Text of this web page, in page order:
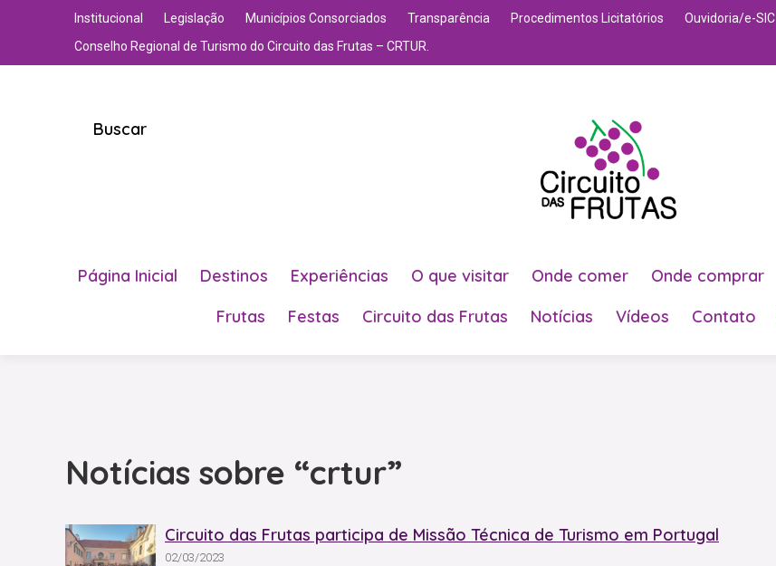
Institucional Legislação Municípios Consorciados Transparência Procedimentos Licitatórios Ouvidoria/e-SIC
Conselho Regional de Turismo do Circuito das Frutas – CRTUR.
Buscar
Página Inicial Destinos Experiências O que visitar Onde comer Onde comprar
Frutas
Festas Circuito das Frutas Notícias Vídeos Contato
Notícias sobre “crtur”
Circuito das Frutas participa de Missão Técnica de Turismo em Portugal
02/03/2023